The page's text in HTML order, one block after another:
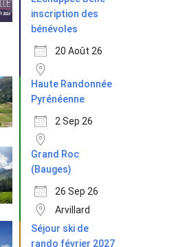
inscription des
bénévoles
20 Août 26
Haute Randonnée
Pyrénéenne
2 Sep 26
Grand Roc
(Bauges)
26 Sep 26
Arvillard
Séjour ski de
rando février 2027